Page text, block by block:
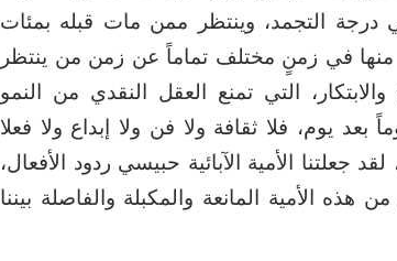
درجة التجمد، وينتظر ممن مات قبله بمئات
في زمنٍ مختلف تماماً عن زمن من ينتظر
والابتكار، التي تمنع العقل النقدي من النمو
بعد يوم، فلا ثقافة ولا فن ولا إبداع ولا فعلا
الأمية الآبائية حبيسي ردود الأفعال،
الأمية المانعة والمكبلة والفاصلة بيننا